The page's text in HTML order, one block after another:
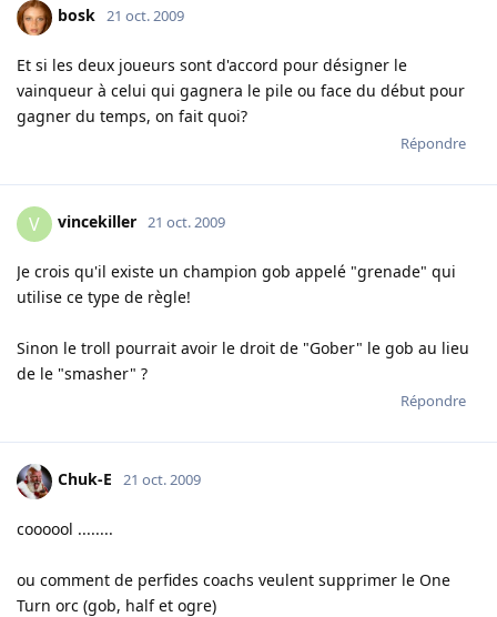
bosk 21 oct. 2009
Et si les deux joueurs sont d'accord pour désigner le
vainqueur à celui qui gagnera le pile ou face du début pour
gagner du temps, on fait quoi?
Répondre
V vincekiller 21 oct. 2009
Je crois qu'il existe un champion gob appelé "grenade" qui
utilise ce type de règle!
Sinon le troll pourrait avoir le droit de "Gober" le gob au lieu
de le "smasher" ?
Répondre
Chuk-E 21 oct. 2009
coooool ........
ou comment de perfides coachs veulent supprimer le One
Turn orc (gob, half et ogre)